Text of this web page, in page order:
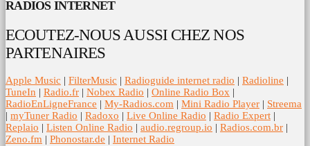
RADIOS INTERNET
ECOUTEZ-NOUS AUSSI CHEZ NOS
PARTENAIRES
Apple Music | FilterMusic | Radioguide internet radio | Radioline |
TuneIn | Radio.fr | Nobex Radio | Online Radio Box |
RadioEnLigneFrance | My-Radios.com | Mini Radio Player | Streema
| myTuner Radio | Radoxo | Live Online Radio | Radio Expert |
Replaio | Listen Online Radio | audio.regroup.io | Radios.com.br |
Zeno.fm | Phonostar.de | Internet Radio